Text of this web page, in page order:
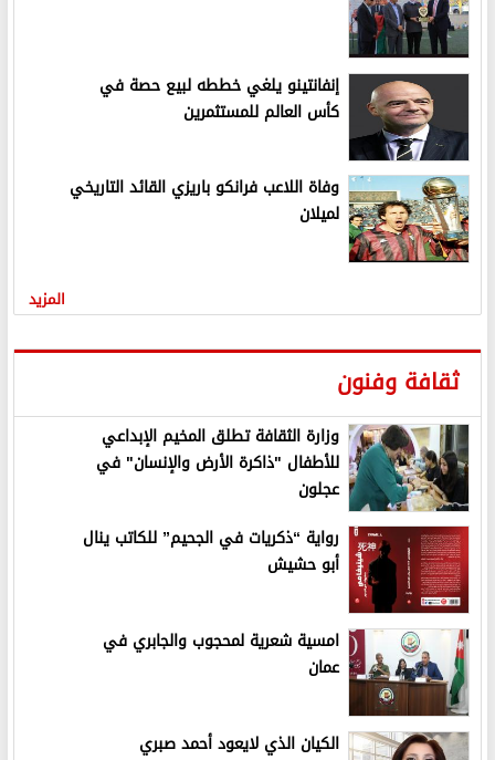
إنفانتينو يلغي خططه لبيع حصة في
كأس العالم للمستثمرين
وفاة اللاعب فرانكو باريزي القائد التاريخي
لميلان
المزيد
ثقافة وفنون
وزارة الثقافة تطلق المخيم الإبداعي
للأطفال "ذاكرة الأرض والإنسان" في
عجلون
رواية “ذكريات في الجحيم” للكاتب ينال
أبو حشيش
امسية شعرية لمحجوب والجابري في
عمان
الكيان الذي لايعود أحمد صبري